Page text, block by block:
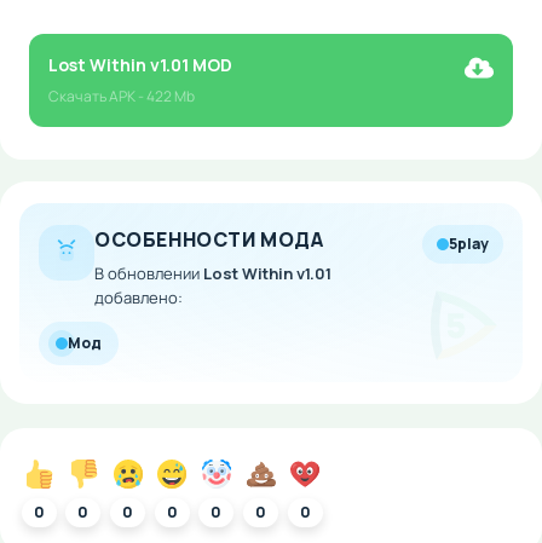
Lost Within v1.01 MOD
СкачатьAPK- 422 Mb
ОСОБЕННОСТИ МОДА
В обновлении Lost Within v1.01
добавлено:
5play
Мод
0 0 0 0 0 0 0